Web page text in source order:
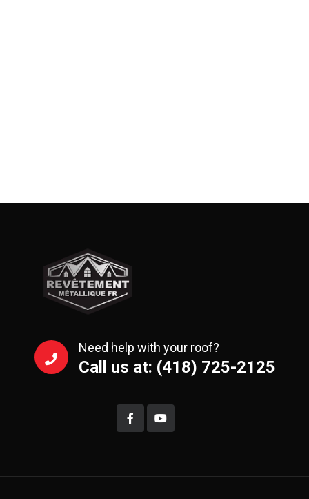
Need help with your roof?
Call us at: (418) 725-2125